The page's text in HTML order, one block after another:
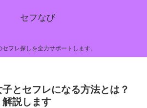
セフなび
セフレ探しを全力サポートします。
とセフレになる方法とは？
説します